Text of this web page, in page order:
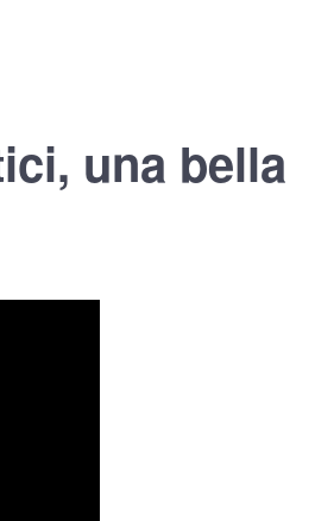
una bella